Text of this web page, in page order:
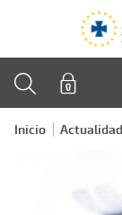
Inicio Actualidad